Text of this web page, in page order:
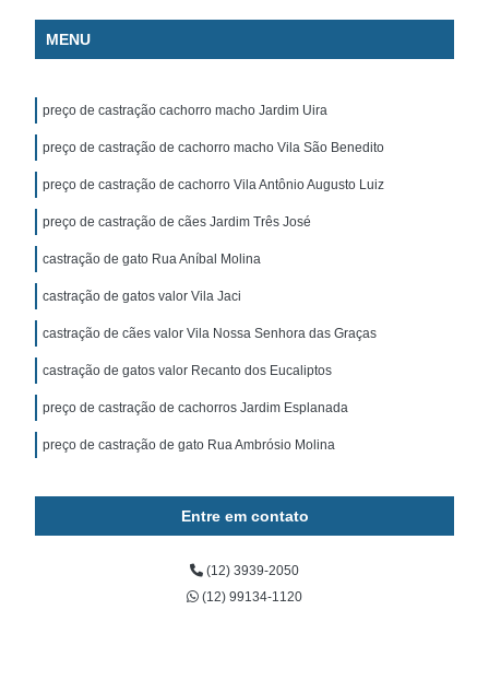
MENU
preço de castração cachorro macho Jardim Uira
preço de castração de cachorro macho Vila São Benedito
preço de castração de cachorro Vila Antônio Augusto Luiz
preço de castração de cães Jardim Três José
castração de gato Rua Aníbal Molina
castração de gatos valor Vila Jaci
castração de cães valor Vila Nossa Senhora das Graças
castração de gatos valor Recanto dos Eucaliptos
preço de castração de cachorros Jardim Esplanada
preço de castração de gato Rua Ambrósio Molina
Entre em contato
(12) 3939-2050
(12) 99134-1120